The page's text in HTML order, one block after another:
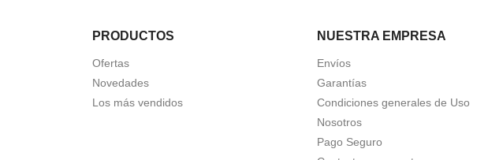
PRODUCTOS
Ofertas
Novedades
Los más vendidos
NUESTRA EMPRESA
Envíos
Garantías
Condiciones generales de Uso
Nosotros
Pago Seguro